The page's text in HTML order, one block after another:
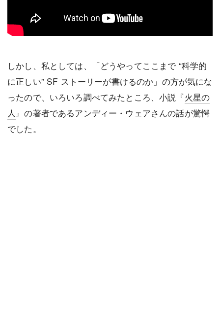
しかし、私としては、「どうやってここまで “科学的
に正しい” SF ストーリーが書けるのか」の方が気にな
ったので、いろいろ調べてみたところ、小説『火星の
人 』の著者であるアンディー・ウェアさんの話が驚愕
でした。